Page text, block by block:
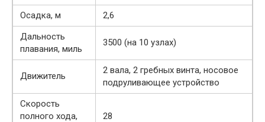
Осадка, м
2,6
Дальность
плавания, миль
3500 (на 10 узлах)
Движитель
2 вала, 2 гребных винта, носовое
подруливающее устройство
Скорость
полного хода,
28